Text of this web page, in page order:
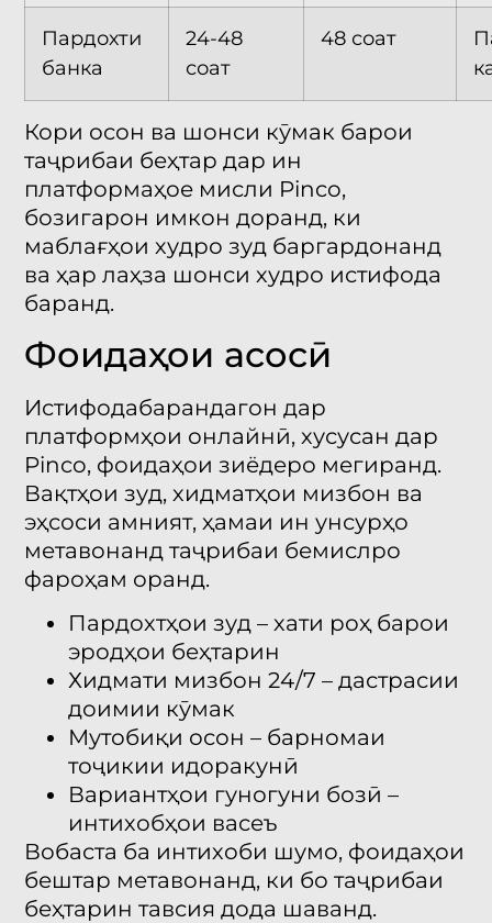
Пардохти
банка
24-48
соат
48 соат
Кори осон ва шонси кӯмак барои
таҷрибаи беҳтар дар ин
платформаҳое мисли Pinco,
бозигарон имкон доранд, ки
маблағҳои худро зуд баргардонанд
ва ҳар лаҳза шонси худро истифода
баранд.
Фоидаҳои асосӣ
Истифодабарандагон дар
платформҳои онлайнӣ, хусусан дар
Pinco, фоидаҳои зиёдеро мегиранд.
Вақтҳои зуд, хидматҳои мизбон ва
эҳсоси амният, ҳамаи ин унсурҳо
метавонанд таҷрибаи бемислро
фароҳам оранд.
Пардохтҳои зуд – хати роҳ барои
эродҳои беҳтарин
Хидмати мизбон 24/7 – дастрасии
доимии кӯмак
Мутобиқи осон – барномаи
тоҷикии идоракунӣ
Вариантҳои гуногуни бозӣ –
интихобҳои васеъ
Вобаста ба интихоби шумо, фоидаҳои
бештар метавонанд, ки бо таҷрибаи
беҳтарин тавсия дода шаванд.